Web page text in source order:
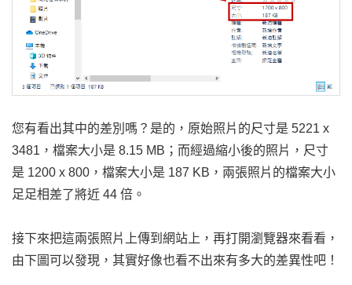
您有看出其中的差別嗎？是的，原始照片的尺寸是 5221 x
3481，檔案大小是 8.15 MB；而經過縮小後的照片，尺寸
是 1200 x 800，檔案大小是 187 KB，兩張照片的檔案大小
足足相差了將近 44 倍。
接下來把這兩張照片上傳到網站上，再打開瀏覽器來看看，
由下圖可以發現，其實好像也看不出來有多大的差異性吧！